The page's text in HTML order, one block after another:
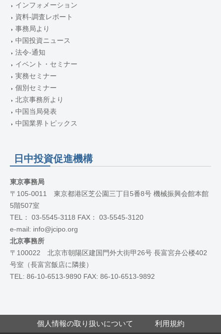
インフォメーション
資料-調査レポート
事務局より
中国投資ニュース
法令-通知
イベント・セミナー
実務セミナー
個別セミナー
北京事務所より
中国当局発表
中国業界トピックス
日中投資促進機構
東京事務局
〒105-0011 東京都港区芝公園三丁目5番8号 機械振興会館本館
5階507室
TEL： 03-5545-3118 FAX： 03-5545-3120
e-mail: info@jcipo.org
北京事務所
〒100022 北京市朝陽区建国門外大街甲26号 長富宮弁公楼402
号室（長富宮飯店に隣接）
TEL: 86-10-6513-9890 FAX: 86-10-6513-9892
個人情報の取り扱いについて 利用規約